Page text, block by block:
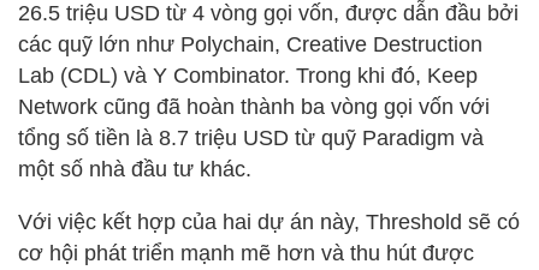
26.5 triệu USD từ 4 vòng gọi vốn, được dẫn đầu bởi
các quỹ lớn như Polychain, Creative Destruction
Lab (CDL) và Y Combinator. Trong khi đó, Keep
Network cũng đã hoàn thành ba vòng gọi vốn với
tổng số tiền là 8.7 triệu USD từ quỹ Paradigm và
một số nhà đầu tư khác.
Với việc kết hợp của hai dự án này, Threshold sẽ có
cơ hội phát triển mạnh mẽ hơn và thu hút được